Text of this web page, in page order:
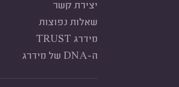
יצירת קשר
שאלות נפוצות
מידרג TRUST
ה-DNA של מידרג